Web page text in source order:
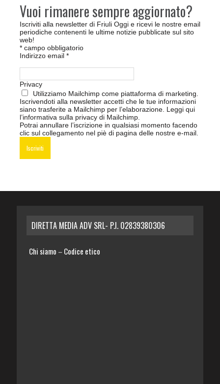
Vuoi rimanere sempre aggiornato?
Iscriviti alla newsletter di Friuli Oggi e ricevi le nostre email
periodiche contenenti le ultime notizie pubblicate sul sito
web!
* campo obbligatorio
Indirizzo email *
Privacy
Utilizziamo Mailchimp come piattaforma di marketing.
Iscrivendoti alla newsletter accetti che le tue informazioni
siano trasferite a Mailchimp per l’elaborazione. Leggi qui
l’informativa sulla privacy di Mailchimp
Potrai annullare l’iscrizione in qualsiasi momento facendo
clic sul collegamento nel piè di pagina delle nostre e-mail.
DIRETTA MEDIA ADV SRL- P.I. 02839380306
Chi siamo – Codice etico